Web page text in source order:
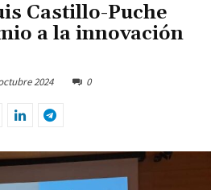
Castillo-Puche
a la innovación
2024 0